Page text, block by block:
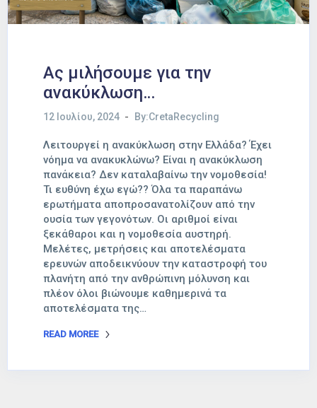
Ας μιλήσουμε για την
ανακύκλωση…
12 Ιουλίου, 2024 By:CretaRecycling
Λειτουργεί η ανακύκλωση στην Ελλάδα? Έχει
νόημα να ανακυκλώνω? Είναι η ανακύκλωση
πανάκεια? Δεν καταλαβαίνω την νομοθεσία!
Τι ευθύνη έχω εγώ?? Όλα τα παραπάνω
ερωτήματα αποπροσανατολίζουν από την
ουσία των γεγονότων. Οι αριθμοί είναι
ξεκάθαροι και η νομοθεσία αυστηρή.
Μελέτες, μετρήσεις και αποτελέσματα
ερευνών αποδεικνύουν την καταστροφή του
πλανήτη από την ανθρώπινη μόλυνση και
πλέον όλοι βιώνουμε καθημερινά τα
αποτελέσματα της…
READ MOREE